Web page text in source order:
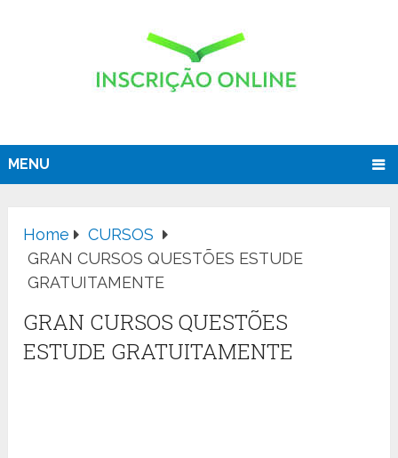
MENU
Home
CURSOS
GRAN CURSOS QUESTÕES ESTUDE
GRATUITAMENTE
GRAN CURSOS QUESTÕES
ESTUDE GRATUITAMENTE